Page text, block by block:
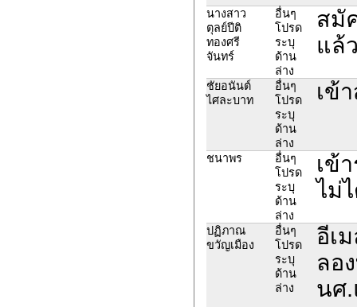
นางสาว​
ตุลย์​ปีติ​
ทอง​ศรี​
จันทร์​
อื่นๆ
โปรด
ระบุ
ด้าน
ล่าง
สมั
แล้
ชัยอนันต์​
ไศละบาท​
อื่นๆ
โปรด
ระบุ
ด้าน
ล่าง
เข้
ชนาพร
อื่นๆ
โปรด
ระบุ
ด้าน
ล่าง
เข้
ไม่
ปฏิภาณ
ขวัญเมือง
อื่นๆ
โปรด
ระบุ
ด้าน
ล่าง
อีเ
ลอ
นศ